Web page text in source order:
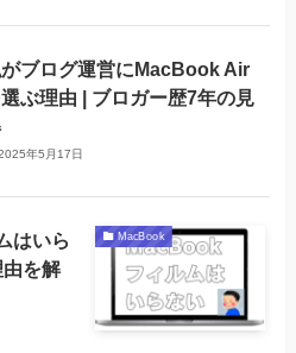
ブログ運営にMacBook Air
ぶ理由 | ブロガー歴7年の見
年5月17日
MacBook
はいら
を解